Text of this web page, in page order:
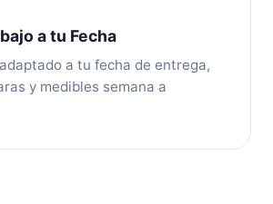
a tu Fecha
a tu fecha de entrega,
y medibles semana a